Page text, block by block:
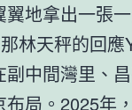
地拿出一張
林天秤的回
中間灣里、
局。2025年